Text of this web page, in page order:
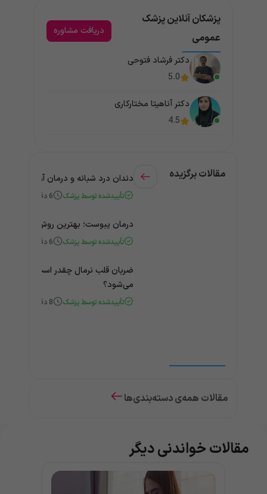
پزشکان آنلاین پزشک
عمومی
دریافت مشاوره
دکتر فرشاد فتوحی
5.0
دکتر آناهیتا مختارکاری
4.5
مقالات برگزیده دندان درد شبانه و درمان آن +
تأییدشده توسط پزشک 6 دقیقه
درمان یبوست؛ بهترین روش‌های
تأییدشده توسط پزشک 6 دقیقه
ضربان قلب نرمال چقدر است؟ چه
می‌شود؟
تأییدشده توسط پزشک 8 دقیقه
مقالات همه‌ی دسته‌بندی‌ها
مقالات خواندنی دیگر